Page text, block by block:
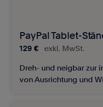
PayPal Tablet-
129 € exkl. MwSt.
Dreh- und neigbar zur
von Ausrichtung und